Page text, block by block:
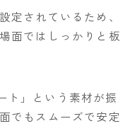
定されているため、
面ではしっかりと板
」という素材が振
でもスムーズで安定